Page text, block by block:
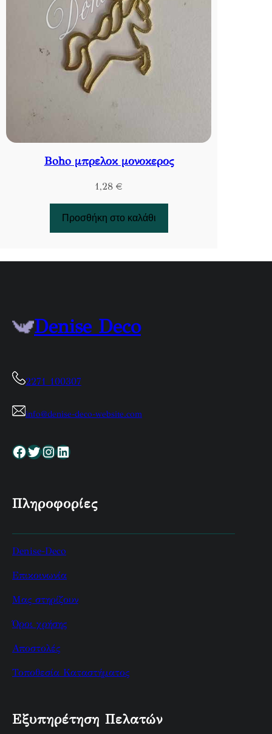
Βoho μπρελοκ μονοκερος
1,28 €
Προσθήκη στο καλάθι
Denise Deco
2271 100307
info@denise-deco-website.com
Facebook Twitter InstagramLinkedin
Πληροφορίες
Denise-Deco
Επικοινωνία
Μας στηρίζουν
Όροι χρήσης
Αποστολές
Τοποθεσία Καταστήματος
Εξυπηρέτηση Πελατών